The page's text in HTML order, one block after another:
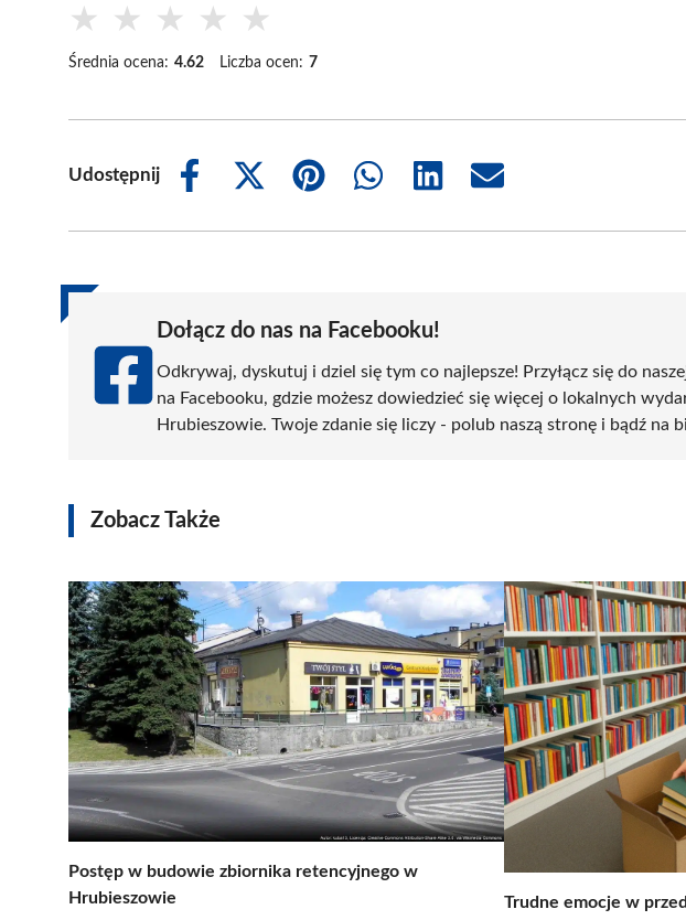
★ ★ ★ ★ ★
Średnia ocena: 4.62 Liczba ocen: 7
Udostępnij
Share
Share
(Twitter)
Share
Share
Share
Share
Dołącz do nas na Facebooku!
Odkrywaj, dyskutuj i dziel się tym co najlepsze! Przyłącz się do
na Facebooku, gdzie możesz dowiedzieć się więcej o lokalnych
Hrubieszowie. Twoje zdanie się liczy - polub naszą stronę i bądź na
Zobacz Także
Postęp w budowie zbiornika retencyjnego w
Hrubieszowie
Trudne emocje w